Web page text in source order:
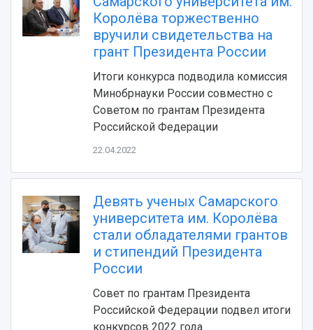
Устойчивое развитие
3D-тур по университету
Учебный аэродром
Центр истории авиационных двигателей
Ботанический сад
Международный межвузовский кампус
Сведения об образовательной организации
Официальные документы
Видеолекции
Противодействие COVID-19
деятельности
Журналы Самарского университета
Научные конференции
Публикации и издания
Отчеты о проведенных конференциях
Королёва торжественно
вручили свидетельства на
грант Президента России
Итоги конкурса подводила комиссия
Минобрнауки России совместно с
Советом по грантам Президента
Российской Федерации
22.04.2022
Девять ученых Самарского
университета им. Королёва
стали обладателями грантов
и стипендий Президента
России
Совет по грантам Президента
Российской Федерации подвел итоги
конкурсов 2022 года